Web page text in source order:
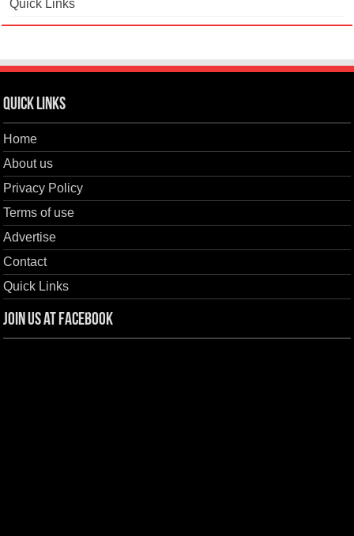
Quick Links
Quick Links
Home
About us
Privacy Policy
Terms of use
Advertise
Contact
Quick Links
Join us at Facebook